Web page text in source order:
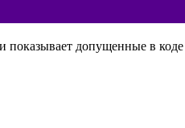
допущенные в